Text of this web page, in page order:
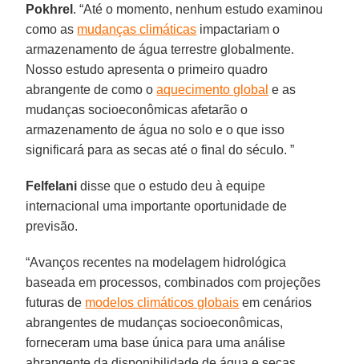
Pokhrel . “Até o momento, nenhum estudo examinou
como as mudanças climáticas impactariam o
armazenamento de água terrestre globalmente.
Nosso estudo apresenta o primeiro quadro
abrangente de como oaquecimento global e as
mudanças socioeconômicas afetarão o
armazenamento de água no solo e o que isso
significará para as secas até o final do século. ”
Felfelani disse que o estudo deu à equipe
internacional uma importante oportunidade de
previsão.
“Avanços recentes na modelagem hidrológica
baseada em processos, combinados com projeções
futuras de modelos climáticos globais em cenários
abrangentes de mudanças socioeconômicas,
forneceram uma base única para uma análise